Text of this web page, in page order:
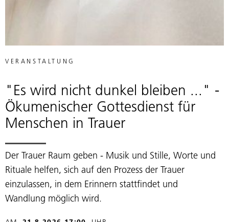
VERANSTALTUNG
"Es wird nicht dunkel bleiben ..." -
Ökumenischer Gottesdienst für
Menschen in Trauer
Der Trauer Raum geben - Musik und Stille, Worte und
Rituale helfen, sich auf den Prozess der Trauer
einzulassen, in dem Erinnern stattfindet und
Wandlung möglich wird.